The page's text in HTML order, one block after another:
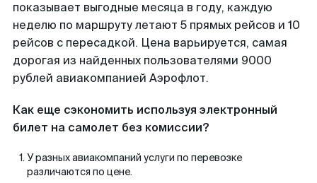
показывает выгодные месяца в году, каждую
неделю по маршруту летают 5 прямых рейсов и 10
рейсов с пересадкой. Цена варьируется, самая
дорогая из найденных пользователями 9000
рублей авиакомпанией Аэрофлот.
Как еще сэкономить используя электронный
билет на самолет без комиссии?
У разных авиакомпаний услуги по перевозке
различаются по цене.